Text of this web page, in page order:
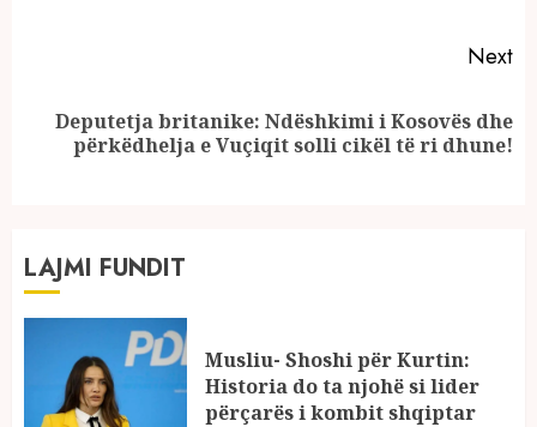
Next
Next
post:
Deputetja britanike: Ndëshkimi i Kosovës dhe
përkëdhelja e Vuçiqit solli cikël të ri dhune!
LAJMI FUNDIT
Musliu- Shoshi për Kurtin:
Historia do ta njohë si lider
përçarës i kombit shqiptar